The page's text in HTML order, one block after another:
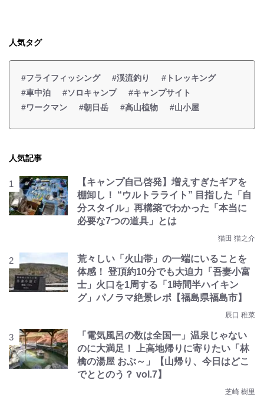
人気タグ
#フライフィッシング #渓流釣り
#トレッキング
#車中泊
#ソロキャンプ
#キャンプサイト
#ワークマン
#朝日岳 #高山植物 #山小屋
人気記事
【キャンプ自己啓発】増えすぎたギアを
棚卸し！ “ウルトラライト” 目指した「自
分スタイル」再構築でわかった「本当に
必要な7つの道具」とは
猫田 猫之介
荒々しい「火山帯」の一端にいることを
体感！ 登頂約10分でも大迫力「吾妻小富
士」火口を1周する「1時間半ハイキン
グ」パノラマ絶景レポ【福島県福島市】
辰口 稚菜
「電気風呂の数は全国一」温泉じゃない
のに大満足！ 上高地帰りに寄りたい「林
檎の湯屋 おぶ～」【山帰り、今日はどこ
でととのう？ vol.7】
芝崎 樹里